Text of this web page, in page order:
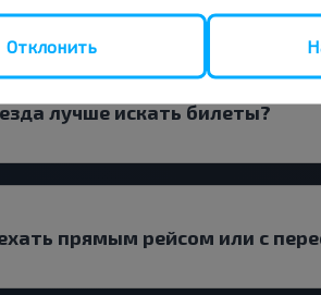
лучше искать билеты?
прямым рейсом или с
Отклонить